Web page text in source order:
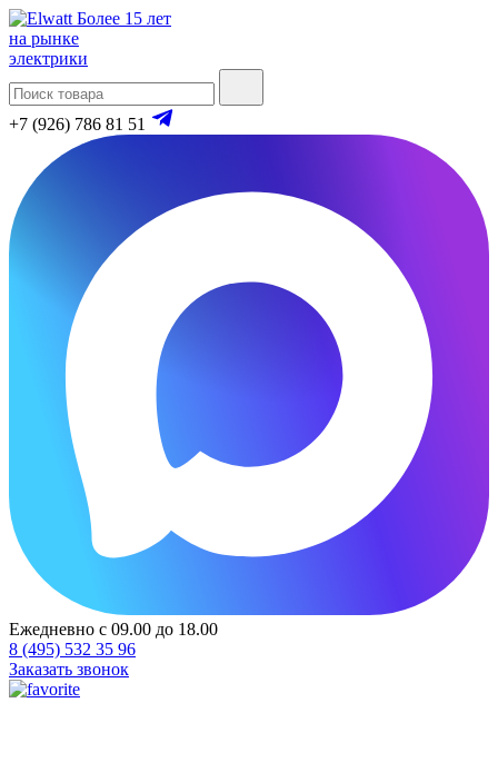
Более 15 лет
на рынке
электрики
+7 (926) 786 81 51
Ежедневно с 09.00 до 18.00
8 (495) 532 35 96
Заказать звонок